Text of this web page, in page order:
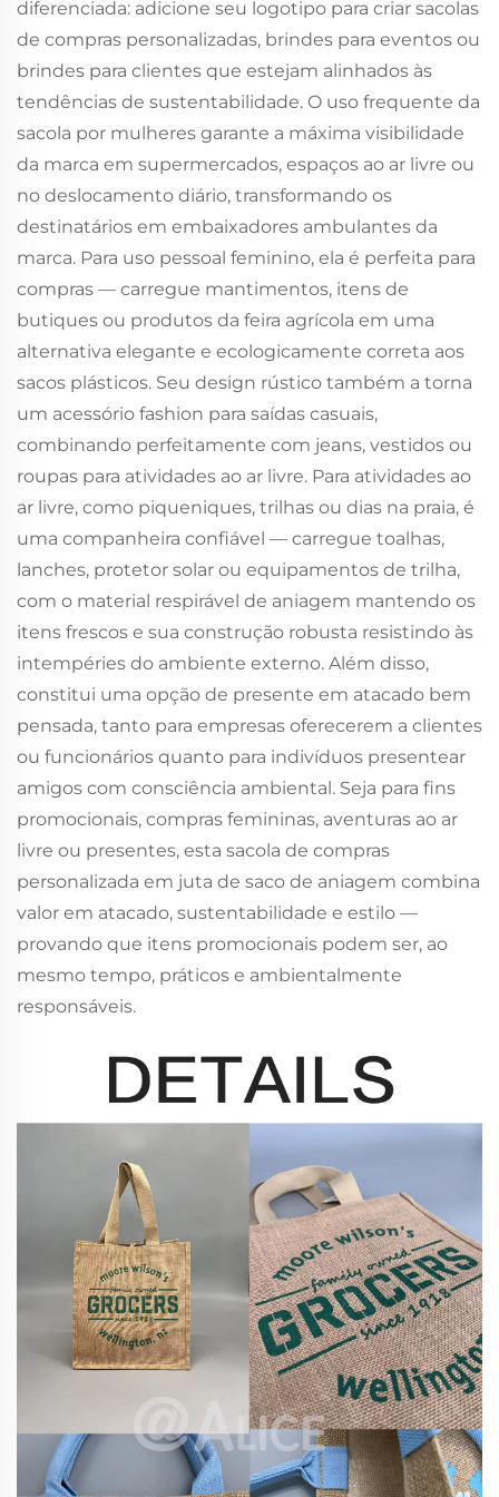
diferenciada: adicione seu logotipo para criar sacolas
de compras personalizadas, brindes para eventos ou
brindes para clientes que estejam alinhados às
tendências de sustentabilidade. O uso frequente da
sacola por mulheres garante a máxima visibilidade
da marca em supermercados, espaços ao ar livre ou
no deslocamento diário, transformando os
destinatários em embaixadores ambulantes da
marca. Para uso pessoal feminino, ela é perfeita para
compras — carregue mantimentos, itens de
butiques ou produtos da feira agrícola em uma
alternativa elegante e ecologicamente correta aos
sacos plásticos. Seu design rústico também a torna
um acessório fashion para saídas casuais,
combinando perfeitamente com jeans, vestidos ou
roupas para atividades ao ar livre. Para atividades ao
ar livre, como piqueniques, trilhas ou dias na praia, é
uma companheira confiável — carregue toalhas,
lanches, protetor solar ou equipamentos de trilha,
com o material respirável de aniagem mantendo os
itens frescos e sua construção robusta resistindo às
intempéries do ambiente externo. Além disso,
constitui uma opção de presente em atacado bem
pensada, tanto para empresas oferecerem a clientes
ou funcionários quanto para indivíduos presentear
amigos com consciência ambiental. Seja para fins
promocionais, compras femininas, aventuras ao ar
livre ou presentes, esta sacola de compras
personalizada em juta de saco de aniagem combina
valor em atacado, sustentabilidade e estilo —
provando que itens promocionais podem ser, ao
mesmo tempo, práticos e ambientalmente
responsáveis.